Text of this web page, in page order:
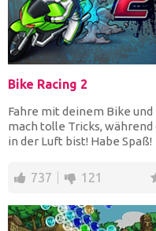
Bike Racing 2
Fahre mit deinem Bike und
mach tolle Tricks, während
in der Luft bist! Habe Spaß!
737 121